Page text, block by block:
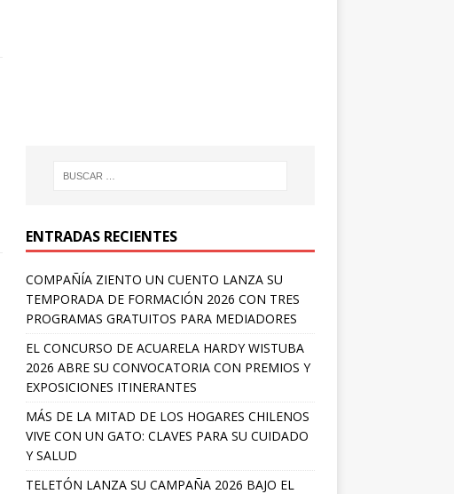
ENTRADAS RECIENTES
COMPAÑÍA ZIENTO UN CUENTO LANZA SU
TEMPORADA DE FORMACIÓN 2026 CON TRES
PROGRAMAS GRATUITOS PARA MEDIADORES
EL CONCURSO DE ACUARELA HARDY WISTUBA
2026 ABRE SU CONVOCATORIA CON PREMIOS Y
EXPOSICIONES ITINERANTES
MÁS DE LA MITAD DE LOS HOGARES CHILENOS
VIVE CON UN GATO: CLAVES PARA SU CUIDADO
Y SALUD
TELETÓN LANZA SU CAMPAÑA 2026 BAJO EL